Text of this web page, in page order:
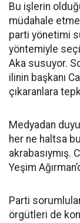
Bu işlerin
müdahale
parti yönetimi
yöntemiyle
Aka susuyor.
ilinin başkanı
çıkaranlara
Medyadan
her ne haltsa
akrabasıymış.
Yeşim
Parti
örgütleri de